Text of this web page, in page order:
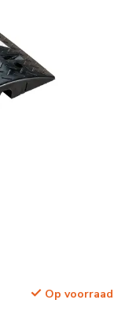
Op voorraad